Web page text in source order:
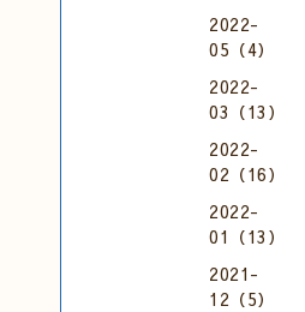
2022-
05（4）
2022-
03（13）
2022-
02（16）
2022-
01（13）
2021-
12（5）